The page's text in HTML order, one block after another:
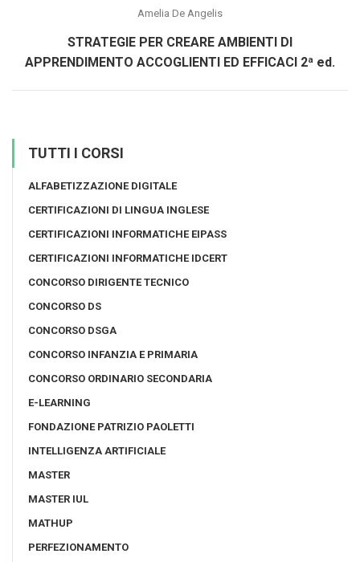
Amelia De Angelis
STRATEGIE PER CREARE AMBIENTI DI
APPRENDIMENTO ACCOGLIENTI ED EFFICACI 2ª ed.
TUTTI I CORSI
ALFABETIZZAZIONE DIGITALE
CERTIFICAZIONI DI LINGUA INGLESE
CERTIFICAZIONI INFORMATICHE EIPASS
CERTIFICAZIONI INFORMATICHE IDCERT
CONCORSO DIRIGENTE TECNICO
CONCORSO DS
CONCORSO DSGA
CONCORSO INFANZIA E PRIMARIA
CONCORSO ORDINARIO SECONDARIA
E-LEARNING
FONDAZIONE PATRIZIO PAOLETTI
INTELLIGENZA ARTIFICIALE
MASTER
MASTER IUL
MATHUP
PERFEZIONAMENTO